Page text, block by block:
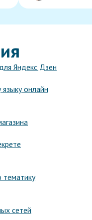
Яндекс Дзен
онлайн
тематику
сетей